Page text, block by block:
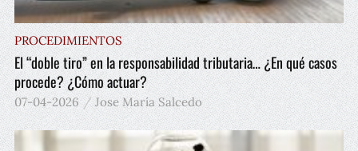
PROCEDIMIENTOS
El “doble tiro” en la responsabilidad tributaria… ¿En qué casos
procede? ¿Cómo actuar?
07-04-2026 Jose María Salcedo